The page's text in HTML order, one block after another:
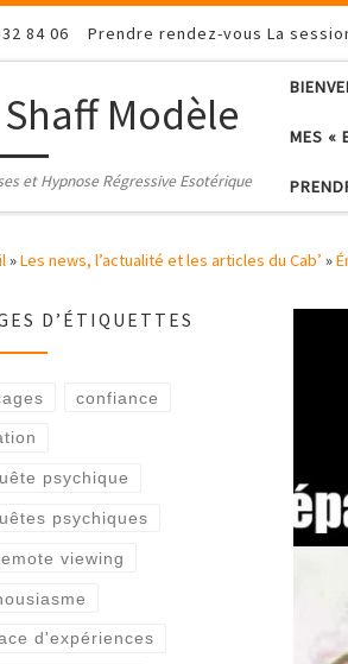
84 06 Prendre rendez-vous La
Shaff Modèle
et Hypnose Régressive Esotérique
MES «
»Les news, l’actualité et les articles du Cab’ »
D’ÉTIQUETTES
confiance
psychique
psychiques
viewing
d'expériences